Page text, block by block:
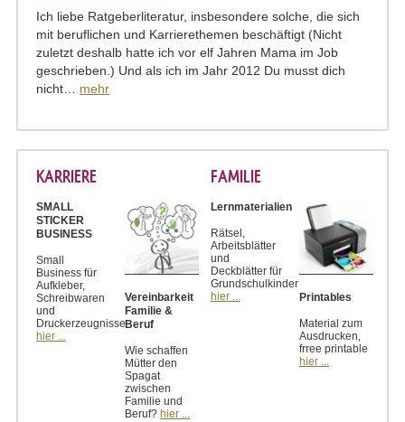
Ich liebe Ratgeberliteratur, insbesondere solche, die sich
mit beruflichen und Karrierethemen beschäftigt (Nicht
zuletzt deshalb hatte ich vor elf Jahren Mama im Job
geschrieben.) Und als ich im Jahr 2012 Du musst dich
nicht… mehr
KARRIERE
SMALL
STICKER
BUSINESS
Small
Business für
Aufkleber,
Schreibwaren
und
Druckerzeugnisse
hier ...
Vereinbarkeit
Familie &
Beruf
Wie schaffen
Mütter den
Spagat
zwischen
Familie und
Beruf? hier ...
FAMILIE
Lernmaterialien
Rätsel,
Arbeitsblätter
und
Deckblätter für
Grundschulkinder
hier ...
Printables
Material zum
Ausdrucken,
frree printable
hier ...